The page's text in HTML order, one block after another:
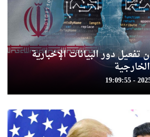
تفعيل دور البيانات الإخبارية